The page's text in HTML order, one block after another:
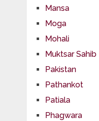
Mansa
Moga
Mohali
Muktsar Sahib
Pakistan
Pathankot
Patiala
Phagwara